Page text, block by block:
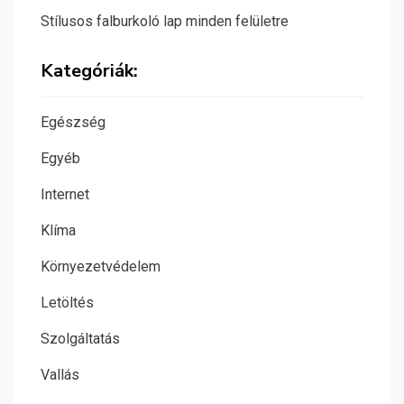
Stílusos falburkoló lap minden felületre
Kategóriák:
Egészség
Egyéb
Internet
Klíma
Környezetvédelem
Letöltés
Szolgáltatás
Vallás